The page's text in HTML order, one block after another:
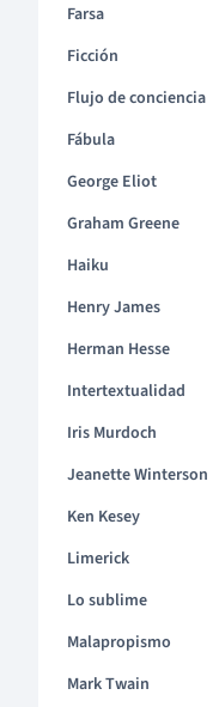
Farsa
Ficción
Flujo de conciencia
Fábula
George Eliot
Graham Greene
Haiku
Henry James
Herman Hesse
Intertextualidad
Iris Murdoch
Jeanette Winterson
Ken Kesey
Limerick
Lo sublime
Malapropismo
Mark Twain